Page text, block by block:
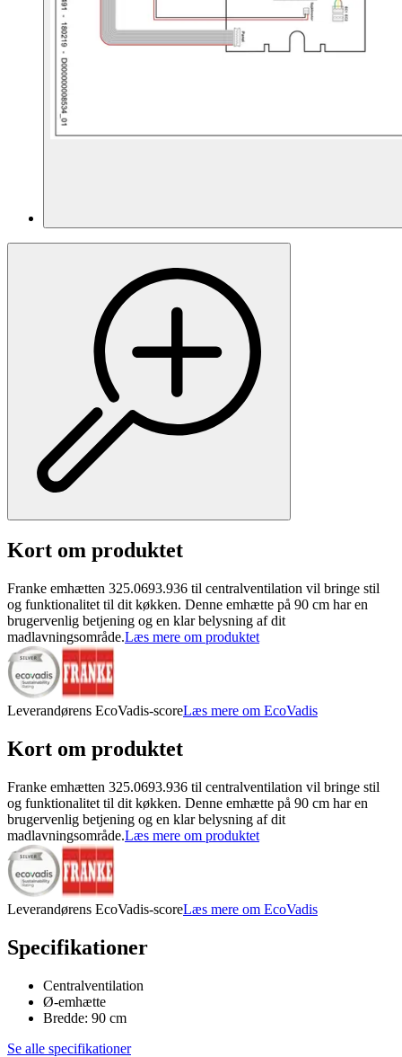
Kort om produktet
Franke emhætten 325.0693.936 til centralventilation vil bringe stil
og funktionalitet til dit køkken. Denne emhætte på 90 cm har en
brugervenlig betjening og en klar belysning af dit
madlavningsområde.Læs mere om produktet
Leverandørens EcoVadis-scoreLæs mere om EcoVadis
Kort om produktet
Franke emhætten 325.0693.936 til centralventilation vil bringe stil
og funktionalitet til dit køkken. Denne emhætte på 90 cm har en
brugervenlig betjening og en klar belysning af dit
madlavningsområde.Læs mere om produktet
Leverandørens EcoVadis-scoreLæs mere om EcoVadis
Specifikationer
Centralventilation
Ø-emhætte
Bredde: 90 cm
Se alle specifikationer